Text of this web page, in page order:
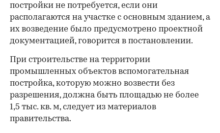
постройки не потребуется, если они
располагаются на участке с основным зданием, а
их возведение было предусмотрено проектной
документацией, говорится в постановлении.
При строительстве на территории
промышленных объектов вспомогательная
постройка, которую можно возвести без
разрешения, должна быть площадью не более
1,5 тыс. кв. м, следует из материалов
правительства.